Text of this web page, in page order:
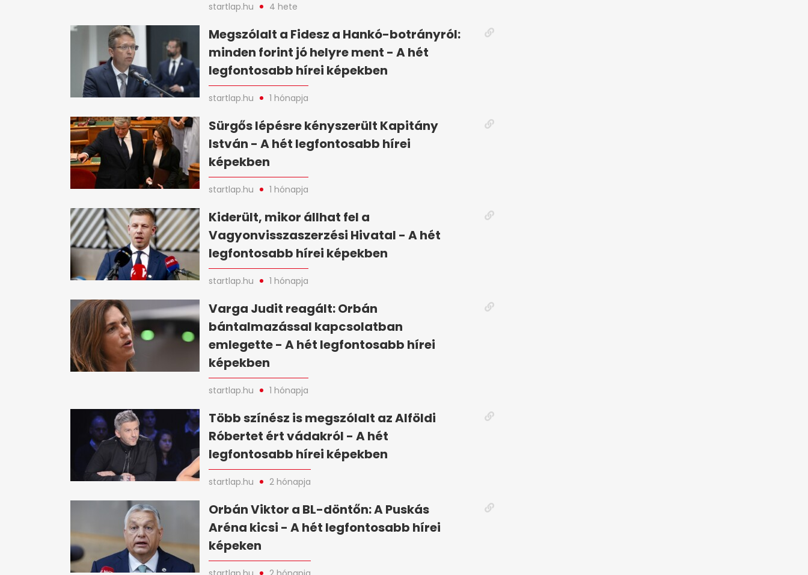
startlap.hu 4 hete
Megszólalt a Fidesz a Hankó-botrányról:
minden forint jó helyre ment - A hét
legfontosabb hírei képekben
startlap.hu 1 hónapja
Sürgős lépésre kényszerült Kapitány
István - A hét legfontosabb hírei
képekben
startlap.hu 1 hónapja
Kiderült, mikor állhat fel a
Vagyonvisszaszerzési Hivatal - A hét
legfontosabb hírei képekben
startlap.hu 1 hónapja
Varga Judit reagált: Orbán
bántalmazással kapcsolatban
emlegette - A hét legfontosabb hírei
képekben
startlap.hu 1 hónapja
Több színész is megszólalt az Alföldi
Róbertet ért vádakról - A hét
legfontosabb hírei képekben
startlap.hu 2 hónapja
Orbán Viktor a BL-döntőn: A Puskás
Aréna kicsi - A hét legfontosabb hírei
képeken